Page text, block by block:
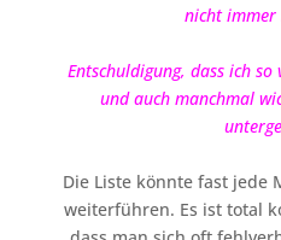
nicht immer
Entschuldigung, dass ich
und auch manchmal
Die Liste könnte fast jede
weiterführen. Es ist total